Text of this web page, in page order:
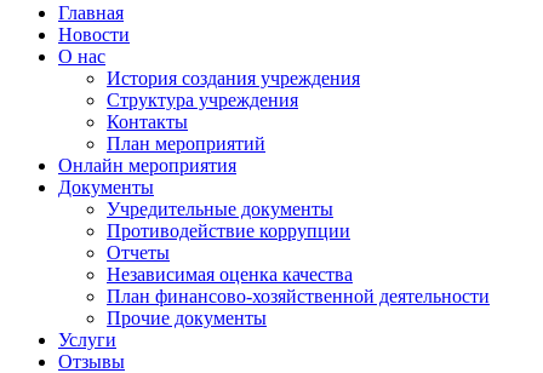
Главная
Новости
О нас
История создания учреждения
Структура учреждения
Контакты
План мероприятий
Онлайн мероприятия
Документы
Учредительные документы
Противодействие коррупции
Отчеты
Независимая оценка качества
План финансово-хозяйственной деятельности
Прочие документы
Услуги
Отзывы